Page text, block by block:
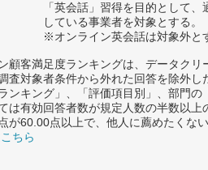
「英会話」習得を目的として
している事業者を対象とする。
※オンライン英会話は対象外と
顧客満足度ランキングは、データクリ
査対象者条件から外れた回答を除外し
ンキング」、「評価項目別」、部門の
は有効回答者数が規定人数の半数以上
が60.00点以上で、他人に薦めたくな
ちら